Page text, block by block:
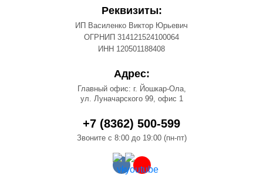
Реквизиты:
ИП Василенко Виктор Юрьевич
ОГРНИП 314121524100064
ИНН 120501188408
Адрес:
Главный офис: г. Йошкар-Ола,
ул. Луначарского 99, офис 1
+7 (8362) 500-599
Звоните с 8:00 до 19:00 (пн-пт)